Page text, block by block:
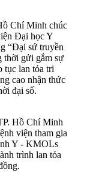
Chí Minh chúc
Đại học Y
“Đại sứ truyền
thời gửi gắm sự
tục lan tỏa tri
cao nhận thức
đại số.
Hồ Chí Minh
viện tham gia
Y - KMOLs
trình lan tỏa